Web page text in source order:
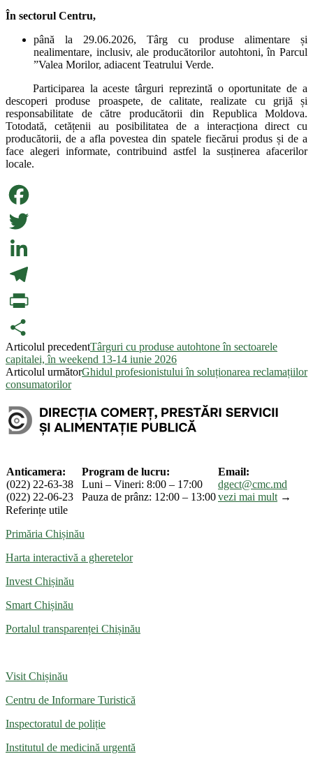
În sectorul Centru,
până la 29.06.2026, Târg cu produse alimentare și
nealimentare, inclusiv, ale producătorilor autohtoni, în Parcul
”Valea Morilor, adiacent Teatrului Verde.
Participarea la aceste târguri reprezintă o oportunitate de a
descoperi produse proaspete, de calitate, realizate cu grijă și
responsabilitate de către producătorii din Republica Moldova.
Totodată, cetățenii au posibilitatea de a interacționa direct cu
producătorii, de a afla povestea din spatele fiecărui produs și de a
face alegeri informate, contribuind astfel la susținerea afacerilor
locale.
Facebook
Twitter
LinkedIn
Telegram
PrintFriendly
Partajează
Articolul precedentTârguri cu produse autohtone în sectoarele
capitalei, în weekend 13-14 iunie 2026
Articolul următorGhidul profesionistului în soluționarea reclamațiilor
consumatorilor
Anticamera:
(022) 22-63-38
(022) 22-06-23
Program de lucru:
Luni – Vineri: 8:00 – 17:00
Pauza de prânz: 12:00 – 13:00
Email:
dgect@cmc.md
vezi mai mult →
Referințe utile
Primăria Chișinău
Harta interactivă a gheretelor
Invest Chișinău
Smart Chișinău
Portalul transparenței Chișinău
Visit Chișinău
Centru de Informare Turistică
Inspectoratul de poliție
Institutul de medicină urgentă